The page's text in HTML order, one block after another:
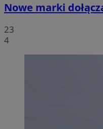
Nowe marki
23
4